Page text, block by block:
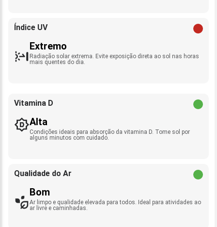
Índice UV
Extremo
Radiação solar extrema. Evite exposição direta ao sol nas horas
mais quentes do dia.
Vitamina D
Alta
Condições ideais para absorção da vitamina D. Tome sol por
alguns minutos com cuidado.
Qualidade do Ar
Bom
Ar limpo e qualidade elevada para todos. Ideal para atividades ao
ar livre e caminhadas.